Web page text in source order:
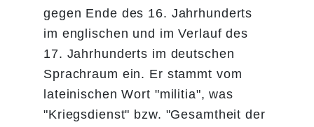
gegen Ende des 16. Jahrhunderts
im englischen und im Verlauf des
17. Jahrhunderts im deutschen
Sprachraum ein. Er stammt vom
lateinischen Wort "militia", was
"Kriegsdienst" bzw. "Gesamtheit der